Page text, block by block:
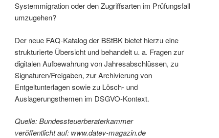
Systemmigration oder den Zugriffsarten im Prüfungsfall
umzugehen?
Der neue FAQ-Katalog der BStBK bietet hierzu eine
strukturierte Übersicht und behandelt u. a. Fragen zur
digitalen Aufbewahrung von Jahresabschlüssen, zu
Signaturen/Freigaben, zur Archivierung von
Entgeltunterlagen sowie zu Lösch- und
Auslagerungsthemen im DSGVO-Kontext.
Quelle: Bundessteuerberaterkammer
veröffentlicht auf: www.datev-magazin.de